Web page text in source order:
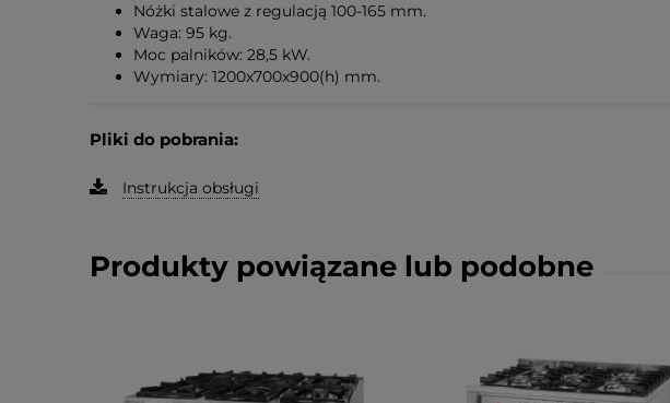
Nóżki stalowe z regulacją 100-165 mm.
Waga: 95 kg.
Moc palników: 28,5 kW.
Wymiary: 1200x700x900(h) mm.
Pliki do pobrania:
Instrukcja obsługi
Produkty powiązane lub podobne